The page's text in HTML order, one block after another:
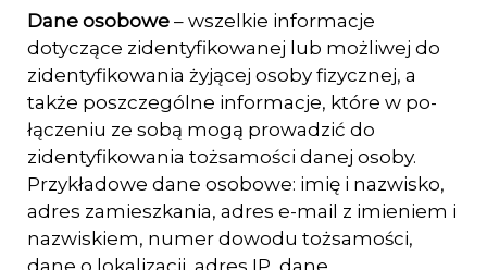
Dane osobowe – wszelkie informacje
dotyczące zidentyfikowanej lub możliwej do
ziden­tyfikowania żyjącej osoby fizycznej, a
także poszczególne informacje, które w po­
łączeniu ze sobą mogą prowadzić do
zidentyfikowania tożsamości danej osoby.
Przykładowe dane osobowe: imię i nazwisko,
adres zamieszkania, adres e-mail z imieniem i
nazwiskiem, numer dowodu tożsamości,
dane o lokalizacji, adres IP, dane